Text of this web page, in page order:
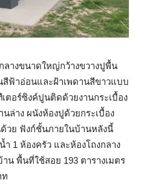
ลางขนาดใหญ่กว้างขวางปูพื้น
สีฟ้าอ่อนและฝ้าเพดานสีขาวแบบ
ตอร์ซิงค์ปูนติดด้วยงานกระเบื้อง
ล่าง ผนังห้องปูด้วยกระเบื้อง
วย ฟังก์ชั้นภายในบ้านหลังนี้
1 ห้องครัว และห้องโถงกลาง
น พื้นที่ใช้สอย 193 ตารางเมตร
ท